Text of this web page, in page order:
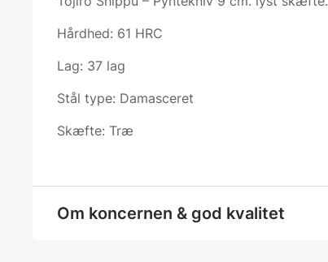
Hårdhed: 61 HRC
Lag: 37 lag
Stål type: Damasceret
Skæfte: Træ
Om koncernen & god kvalitet